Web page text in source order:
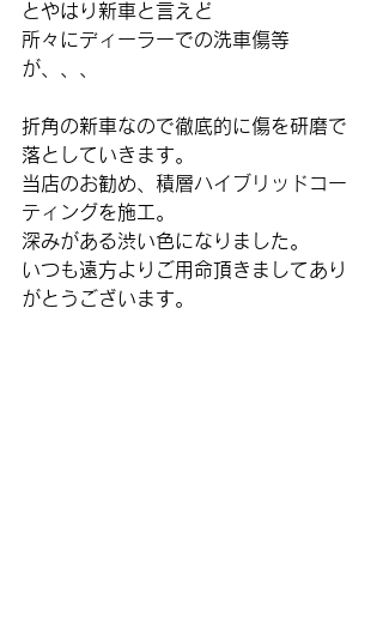
とやはり新車と言えど
所々にディーラーでの洗車傷等
が、、、
折角の新車なので徹底的に傷を研磨で
落としていきます。
当店のお勧め、積層ハイブリッドコー
ティングを施工。
深みがある渋い色になりました。
いつも遠方よりご用命頂きましてあり
がとうございます。